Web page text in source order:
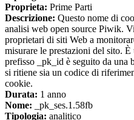
Proprieta: Prime Parti
Descrizione: Questo nome di
analisi web open source Piwik.
proprietari di siti Web a
misurare le prestazioni del sito.
prefisso _pk_id è seguito da una
si ritiene sia un codice di
cookie.
Durata: 1 anno
Nome: _pk_ses.1.58fb
Tipologia: analitico